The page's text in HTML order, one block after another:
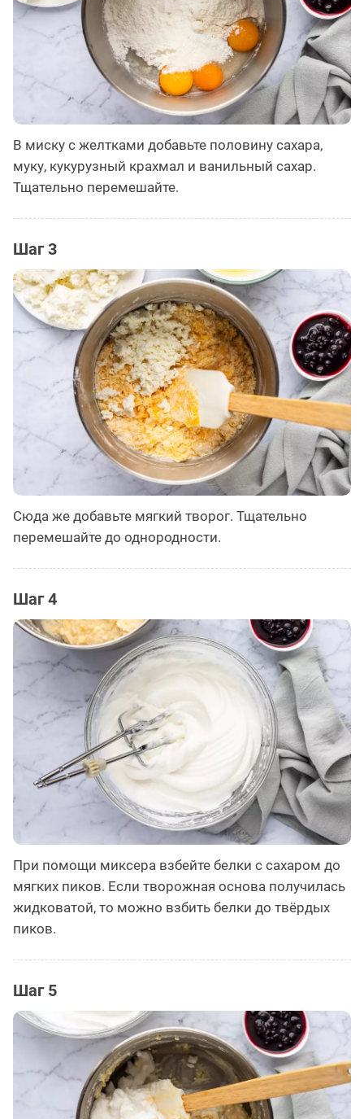
В миску с желтками добавьте половину сахара,
муку, кукурузный крахмал и ванильный сахар.
Тщательно перемешайте.
Шаг 3
Сюда же добавьте мягкий творог. Тщательно
перемешайте до однородности.
Шаг 4
При помощи миксера взбейте белки с сахаром до
мягких пиков. Если творожная основа получилась
жидковатой, то можно взбить белки до твёрдых
пиков.
Шаг 5